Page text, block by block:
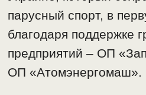
парусный спорт, в
благодаря поддержке
предприятий – ОП
ОП «Атомэнергомаш».